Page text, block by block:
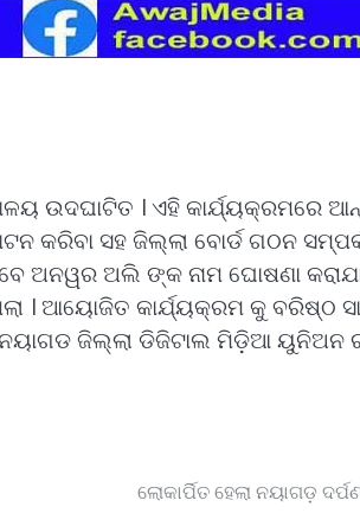
ଉଦଘାଟିତ । ଏହି କାର୍ଯ୍ୟକ୍ରମରେ
କରିବା ସହ ଜିଲ୍ଲା ବୋର୍ଡ ଗଠନ
ଅନୱର ଅଲି ଙ୍କ ନାମ ଘୋଷଣା
। ଆୟୋଜିତ କାର୍ଯ୍ୟକ୍ରମ କୁ ବରିଷ୍ଠ
ଜିଲ୍ଲା ଡିଜିଟାଲ ମିଡ଼ିଆ ୟୁନିଅନ
ଲୋକାର୍ପିତ ହେଲା ନୟାଗଡ଼